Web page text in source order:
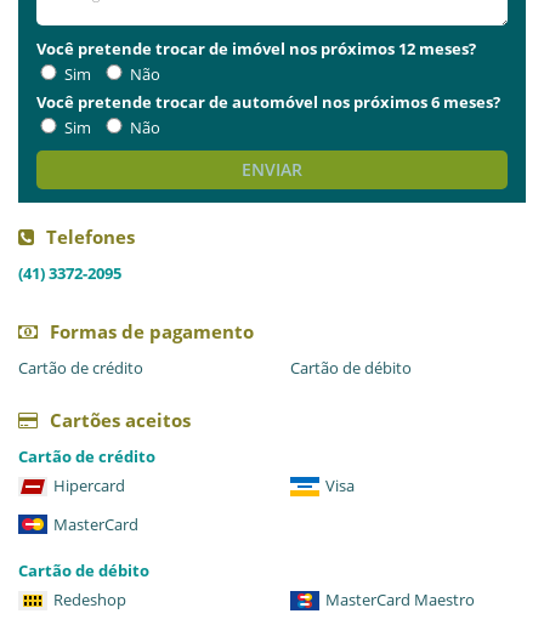
Você pretende trocar de imóvel nos próximos 12 meses?
Sim
Não
Você pretende trocar de automóvel nos próximos 6 meses?
Sim
Não
ENVIAR
Telefones
(41) 3372-2095
Formas de pagamento
Cartão de crédito Cartão de débito
Cartões aceitos
Cartão de crédito
Hipercard
Visa
MasterCard
Cartão de débito
Redeshop
MasterCard Maestro